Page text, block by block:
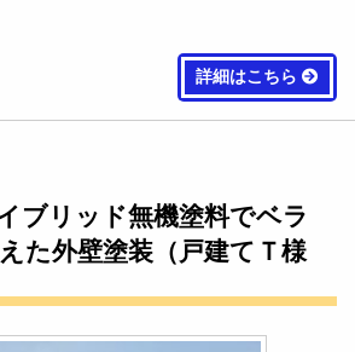
詳細はこちら
ブリッド無機塗料でベラ
た外壁塗装（戸建てＴ様